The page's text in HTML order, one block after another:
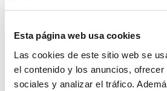
Esta página web usa cookies
Las cookies de este sitio web se
el contenido y los anuncios, ofrecer
sociales y analizar el tráfico.